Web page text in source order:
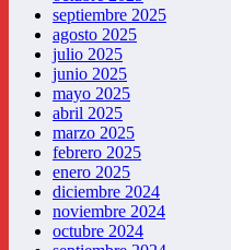
septiembre 2025
agosto 2025
julio 2025
junio 2025
mayo 2025
abril 2025
marzo 2025
febrero 2025
enero 2025
diciembre 2024
noviembre 2024
octubre 2024